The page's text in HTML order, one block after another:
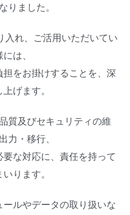
りました。
入れ、ご活用いただいてい
は、
をお掛けすることを、深
げます。
質及びセキュリティの維
力・移行、
な対応に、責任を持って
ります。
ルやデータの取り扱いな